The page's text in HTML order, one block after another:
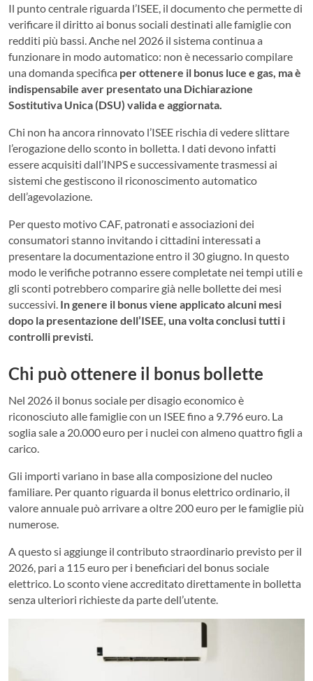
Il punto centrale riguarda l’ISEE, il documento che permette di
verificare il diritto ai bonus sociali destinati alle famiglie con
redditi più bassi. Anche nel 2026 il sistema continua a
funzionare in modo automatico: non è necessario compilare
una domanda specifica per ottenere il bonus luce e gas, ma è
indispensabile aver presentato una Dichiarazione
Sostitutiva Unica (DSU) valida e aggiornata.
Chi non ha ancora rinnovato l’ISEE rischia di vedere slittare
l’erogazione dello sconto in bolletta. I dati devono infatti
essere acquisiti dall’INPS e successivamente trasmessi ai
sistemi che gestiscono il riconoscimento automatico
dell’agevolazione.
Per questo motivo CAF, patronati e associazioni dei
consumatori stanno invitando i cittadini interessati a
presentare la documentazione entro il 30 giugno. In questo
modo le verifiche potranno essere completate nei tempi utili e
gli sconti potrebbero comparire già nelle bollette dei mesi
successivi. In genere il bonus viene applicato alcuni mesi
dopo la presentazione dell’ISEE, una volta conclusi tutti i
controlli previsti.
Chi può ottenere il bonus bollette
Nel 2026 il bonus sociale per disagio economico è
riconosciuto alle famiglie con un ISEE fino a 9.796 euro. La
soglia sale a 20.000 euro per i nuclei con almeno quattro figli a
carico.
Gli importi variano in base alla composizione del nucleo
familiare. Per quanto riguarda il bonus elettrico ordinario, il
valore annuale può arrivare a oltre 200 euro per le famiglie più
numerose.
A questo si aggiunge il contributo straordinario previsto per il
2026, pari a 115 euro per i beneficiari del bonus sociale
elettrico. Lo sconto viene accreditato direttamente in bolletta
senza ulteriori richieste da parte dell’utente.